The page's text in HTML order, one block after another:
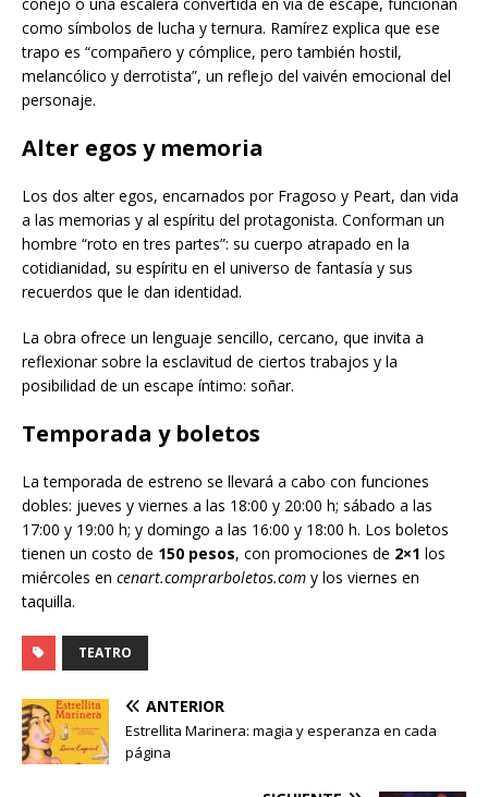
como símbolos de lucha y ternura. Ramírez explica que ese
trapo es “compañero y cómplice, pero también hostil,
melancólico y derrotista”, un reflejo del vaivén emocional del
personaje.
Alter egos y memoria
Los dos alter egos, encarnados por Fragoso y Peart, dan vida
a las memorias y al espíritu del protagonista. Conforman un
hombre “roto en tres partes”: su cuerpo atrapado en la
cotidianidad, su espíritu en el universo de fantasía y sus
recuerdos que le dan identidad.
La obra ofrece un lenguaje sencillo, cercano, que invita a
reflexionar sobre la esclavitud de ciertos trabajos y la
posibilidad de un escape íntimo: soñar.
Temporada y boletos
La temporada de estreno se llevará a cabo con funciones
dobles: jueves y viernes a las 18:00 y 20:00 h; sábado a las
17:00 y 19:00 h; y domingo a las 16:00 y 18:00 h. Los boletos
tienen un costo de 150 pesos, con promociones de 2×1 los
miércoles en cenart.comprarboletos.com y los viernes en
taquilla.
TEATRO
ANTERIOR
Estrellita Marinera: magia y esperanza en cada
página